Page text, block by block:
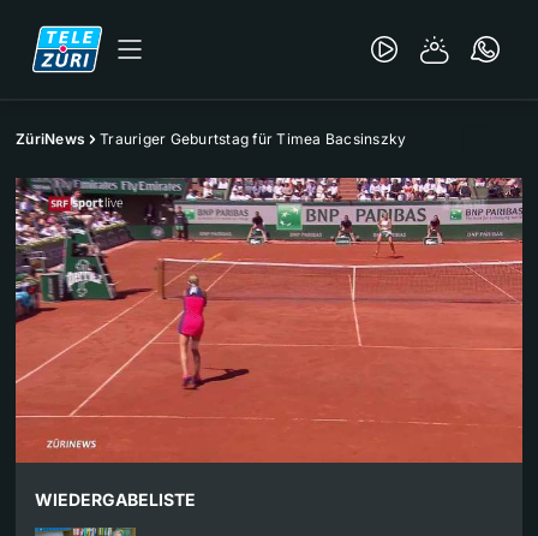
ZüriNews Trauriger Geburtstag für Timea Bacsinszky
WIEDERGABELISTE